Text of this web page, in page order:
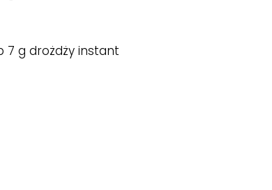
7 g drożdży instant